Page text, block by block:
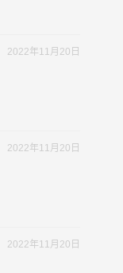
2022年11月20日
2022年11月20日
2022年11月20日